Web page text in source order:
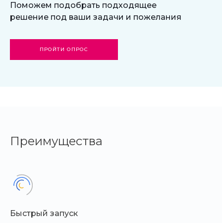
Поможем подобрать подходящее
решение под ваши задачи и пожелания
ПРОЙТИ ОПРОС
Преимущества
Быстрый запуск